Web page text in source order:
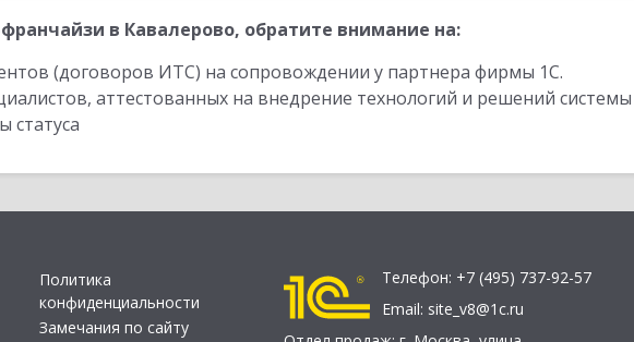
в Кавалерово, обратите внимание на:
(договоров ИТС) на сопровождении у партнера фирмы 1С.
аттестованных на внедрение технологий и решений
статуса
Политика
конфиденциальности
Замечания по сайту
Телефон: +7 (495) 737-92-57
Email: site_v8@1c.ru